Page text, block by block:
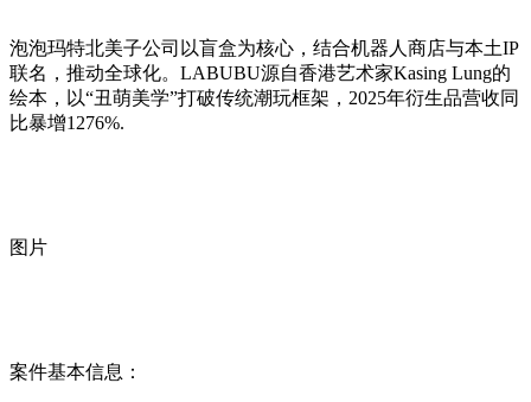
泡泡玛特北美子公司以盲盒为核心，结合机器人商店与本土IP
联名，推动全球化。LABUBU源自香港艺术家Kasing Lung的
绘本，以“丑萌美学”打破传统潮玩框架，2025年衍生品营收同
比暴增1276%.
图片
案件基本信息：